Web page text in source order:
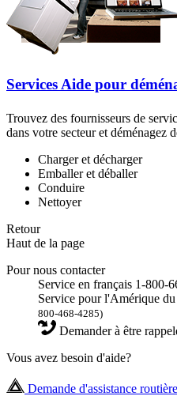
Services Aide pour
Trouvez des fournisseurs de
dans votre secteur et déménagez
Charger et décharger
Emballer et déballer
Conduire
Nettoyer
Retour
Haut de la page
Pour nous contacter
Service en français 1-800-
Service pour l'Amérique
800-468-4285)
Demander à être
Vous avez besoin d'aide?
Demande d'assistance routière